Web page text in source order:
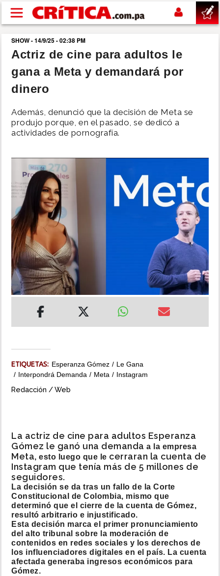
Pasar al contenido principal
buscar
SUCESOS
POLÍTICA
DEPORTES
MUNDO
INSÓLITAS
MULTIMEDIA
IMPRESO
SHOW - 14/9/25 - 02:38 PM
Actriz de cine para adultos le
gana a Meta y demandará por
dinero
Además, denunció que la decisión de Meta se
produjo porque, en el pasado, se dedicó a
actividades de pornografía.
ETIQUETAS: Esperanza Gómez
Le Gana
Interpondrá Demanda
Meta Instagram
Redacción / Web
La actriz de cine para adultos Esperanza
Gómez le ganó una demanda a la empresa
Meta, esto luego que le cerraran la cuenta de
Instagram que tenía más de 5 millones de
seguidores.
La decisión se da tras un fallo de la Corte
Constitucional de Colombia, mismo que
determinó que el cierre de la cuenta de Gómez,
resultó arbitrario e injustificado.
Esta decisión marca el primer pronunciamiento
del alto tribunal sobre la moderación de
contenidos en redes sociales y los derechos de
los influenciadores digitales en el país. La cuenta
afectada generaba ingresos económicos para
Gómez.